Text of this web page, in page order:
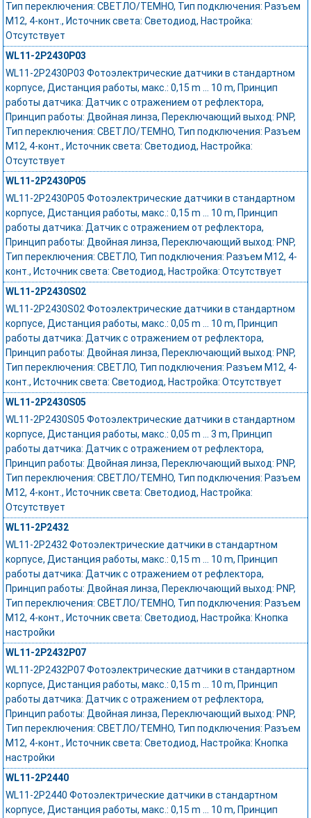
Тип переключения: СВЕТЛО/ТЕМНО, Тип подключения: Разъем
M12, 4-конт., Источник света: Светодиод, Настройка:
Отсутствует
WL11-2P2430P03
WL11-2P2430P03 Фотоэлектрические датчики в стандартном
корпусе, Дистанция работы, макс.: 0,15 m ... 10 m, Принцип
работы датчика: Датчик с отражением от рефлектора,
Принцип работы: Двойная линза, Переключающий выход: PNP,
Тип переключения: СВЕТЛО/ТЕМНО, Тип подключения: Разъем
M12, 4-конт., Источник света: Светодиод, Настройка:
Отсутствует
WL11-2P2430P05
WL11-2P2430P05 Фотоэлектрические датчики в стандартном
корпусе, Дистанция работы, макс.: 0,15 m ... 10 m, Принцип
работы датчика: Датчик с отражением от рефлектора,
Принцип работы: Двойная линза, Переключающий выход: PNP,
Тип переключения: СВЕТЛО, Тип подключения: Разъем M12, 4-
конт., Источник света: Светодиод, Настройка: Отсутствует
WL11-2P2430S02
WL11-2P2430S02 Фотоэлектрические датчики в стандартном
корпусе, Дистанция работы, макс.: 0,05 m ... 10 m, Принцип
работы датчика: Датчик с отражением от рефлектора,
Принцип работы: Двойная линза, Переключающий выход: PNP,
Тип переключения: СВЕТЛО, Тип подключения: Разъем M12, 4-
конт., Источник света: Светодиод, Настройка: Отсутствует
WL11-2P2430S05
WL11-2P2430S05 Фотоэлектрические датчики в стандартном
корпусе, Дистанция работы, макс.: 0,05 m ... 3 m, Принцип
работы датчика: Датчик с отражением от рефлектора,
Принцип работы: Двойная линза, Переключающий выход: PNP,
Тип переключения: СВЕТЛО/ТЕМНО, Тип подключения: Разъем
M12, 4-конт., Источник света: Светодиод, Настройка:
Отсутствует
WL11-2P2432
WL11-2P2432 Фотоэлектрические датчики в стандартном
корпусе, Дистанция работы, макс.: 0,15 m ... 10 m, Принцип
работы датчика: Датчик с отражением от рефлектора,
Принцип работы: Двойная линза, Переключающий выход: PNP,
Тип переключения: СВЕТЛО/ТЕМНО, Тип подключения: Разъем
M12, 4-конт., Источник света: Светодиод, Настройка: Кнопка
настройки
WL11-2P2432P07
WL11-2P2432P07 Фотоэлектрические датчики в стандартном
корпусе, Дистанция работы, макс.: 0,15 m ... 10 m, Принцип
работы датчика: Датчик с отражением от рефлектора,
Принцип работы: Двойная линза, Переключающий выход: PNP,
Тип переключения: СВЕТЛО/ТЕМНО, Тип подключения: Разъем
M12, 4-конт., Источник света: Светодиод, Настройка: Кнопка
настройки
WL11-2P2440
WL11-2P2440 Фотоэлектрические датчики в стандартном
корпусе, Дистанция работы, макс.: 0,15 m ... 10 m, Принцип